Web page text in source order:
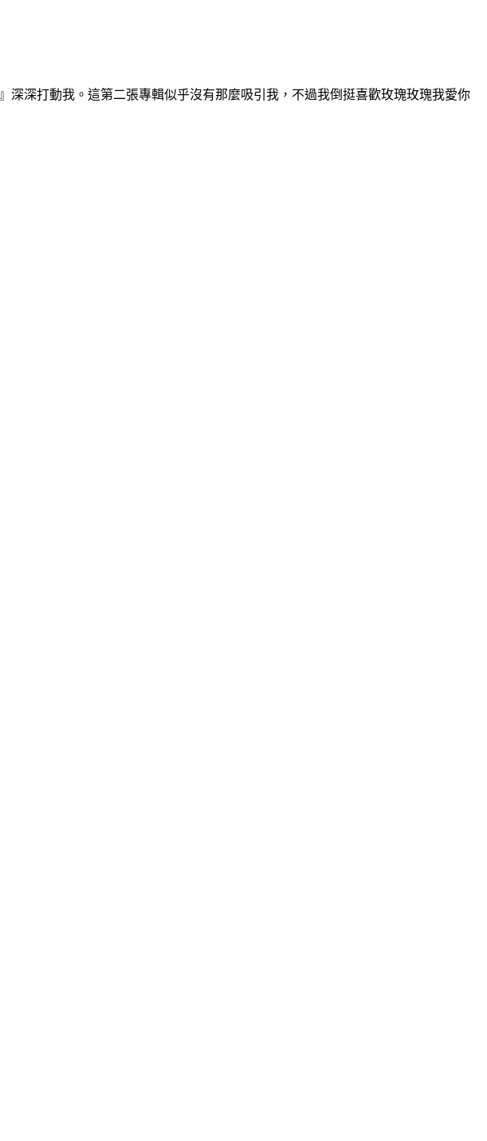
』深深打動我。這第二張專輯似乎沒有那麼吸引我，不過我倒挺喜歡玫瑰玫瑰我愛你